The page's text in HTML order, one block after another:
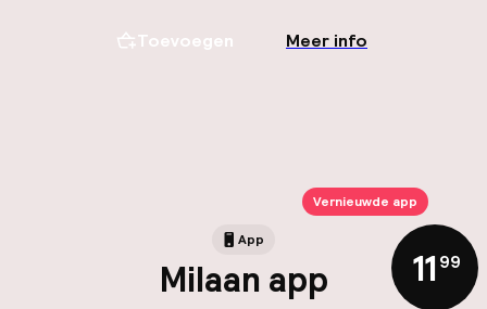
Toevoegen Meer info
Vernieuwde app
App
Milaan app 11 ,99